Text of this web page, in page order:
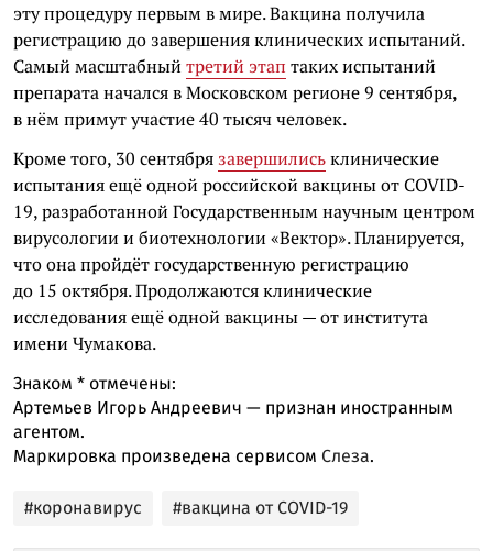
эту процедуру первым в мире. Вакцина получила
регистрацию до завершения клинических испытаний.
Самый масштабный третий этап таких испытаний
препарата начался в Московском регионе 9 сентября,
в нём примут участие 40 тысяч человек.
Кроме того, 30 сентября завершилиськлинические
испытания ещё одной российской вакцины от COVID-
19, разработанной Государственным научным центром
вирусологии и биотехнологии «Вектор». Планируется,
что она пройдёт государственную регистрацию
до 15 октября. Продолжаются клинические
исследования ещё одной вакцины — от института
имени Чумакова.
Знаком * отмечены:
Артемьев Игорь Андреевич — признан иностранным
агентом.
Маркировка произведена сервисом Слеза.
#коронавирус #вакцина от COVID-19